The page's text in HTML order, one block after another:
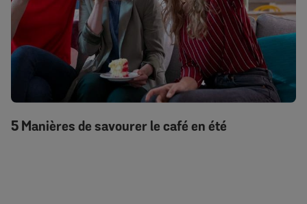
5 Manières de savourer le café en été